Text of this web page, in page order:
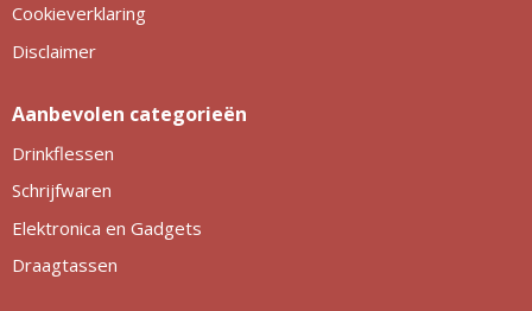
Cookieverklaring
Disclaimer
Aanbevolen categorieën
Drinkflessen
Schrijfwaren
Elektronica en Gadgets
Draagtassen